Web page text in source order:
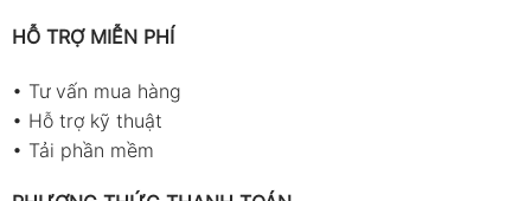
HỖ TRỢ MIỄN PHÍ
• Tư vấn mua hàng
• Hỗ trợ kỹ thuật
• Tải phần mềm